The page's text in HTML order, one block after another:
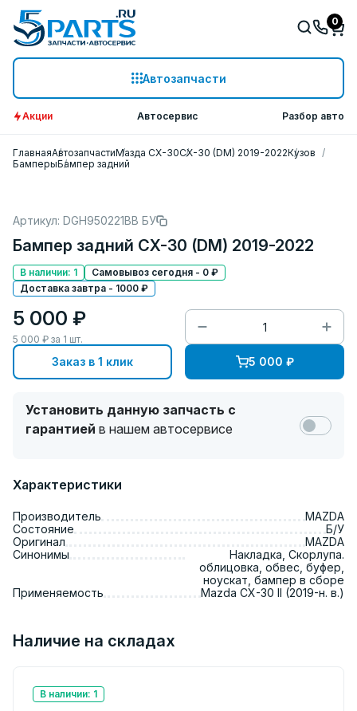
Автозапчасти
0
Акции Автосервис Разбор авто
ГлавнаяАвтозапчастиМазда СХ-30CX-30 (DM) 2019-2022Кузов
БамперыБампер задний
Артикул: DGH950221BB БУ
Бампер задний CX-30 (DM) 2019-2022
В наличии: 1
Самовывоз сегодня - 0 ₽
Доставка завтра - 1000 ₽
5 000 ₽
5 000 ₽ за 1 шт.
Заказ в 1 клик 5 000 ₽
Установить данную запчасть с
гарантией в нашем автосервисе
Характеристики
Производитель
MAZDA
Состояние
Б/У
Оригинал
MAZDA
Синонимы
Накладка, Скорлупа.
облицовка, обвес, буфер,
ноускат, бампер в сборе
Применяемость
Mazda CX-30 II (2019-н. в.)
Наличие на складах
В наличии: 1